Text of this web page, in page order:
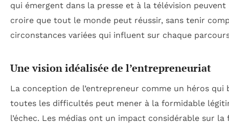
qui émergent dans la presse et à la télévision
croire que tout le monde peut réussir, sans tenir
circonstances variées qui influent sur chaque
Une vision idéalisée de l’entrepreneuriat
La conception de l’entrepreneur comme un héros qui
toutes les difficultés peut mener à la formidable
l’échec. Les médias ont un impact considérable sur la